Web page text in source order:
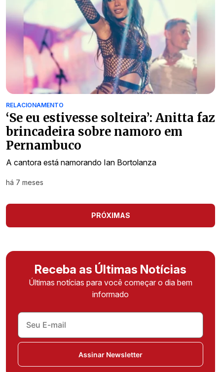
RELACIONAMENTO
‘Se eu estivesse solteira’: Anitta faz
brincadeira sobre namoro em
Pernambuco
A cantora está namorando Ian Bortolanza
há 7 meses
PRÓXIMAS
Receba as Últimas Notícias
Últimas notícias para você começar o dia bem
informado
Assinar Newsletter